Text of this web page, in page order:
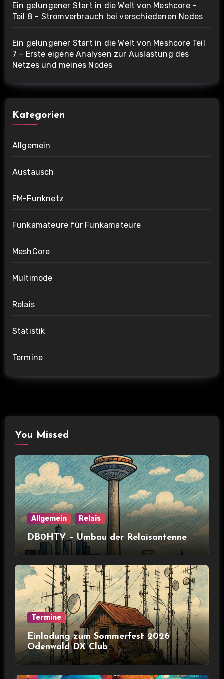
Ein gelungener Start in die Welt von Meshcore –
Teil 8 – Stromverbrauch bei verschiedenen Nodes
Ein gelungener Start in die Welt von Meshcore Teil
7 – Erste eigene Analysen zur Auslastung des
Netzes und meines Nodes
Kategorien
Allgemein
Austausch
FM-Funknetz
Funkamateure für Funkamateure
MeshCore
Multimode
Relais
Statistik
Termine
You Missed
Allgemein Relais
DB0HTV – Umbau der Relaisantenne
Termine
Einladung zum Sommerfest 2026
Odenwald DX Club